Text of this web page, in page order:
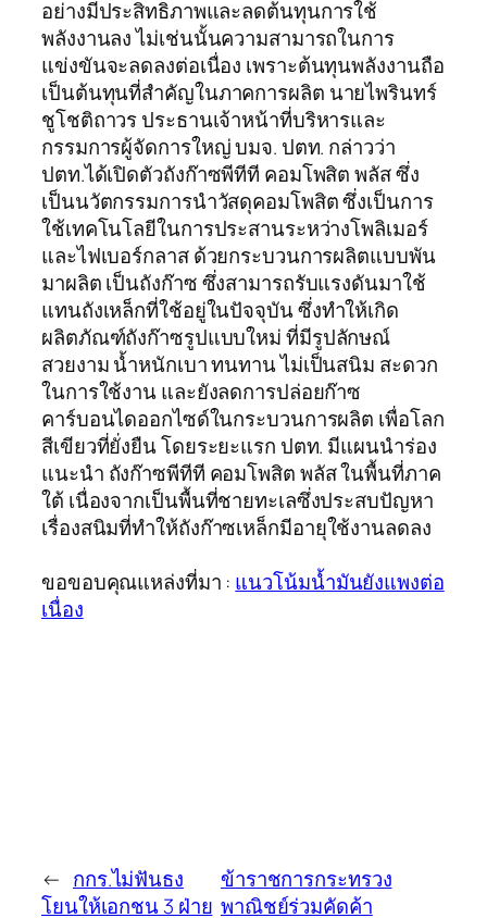
อย่างมีประสิทธิภาพและลดต้นทุนการใช้
พลังงานลง ไม่เช่นนั้นความสามารถในการ
แข่งขันจะลดลงต่อเนื่อง เพราะต้นทุนพลังงานถือ
เป็นต้นทุนที่สำคัญในภาคการผลิต นายไพรินทร์
ชูโชติถาวร ประธานเจ้าหน้าที่บริหารและ
กรรมการผู้จัดการใหญ่ บมจ. ปตท. กล่าวว่า
ปตท.ได้เปิดตัวถังก๊าซพีทีที คอมโพสิต พลัส ซึ่ง
เป็นนวัตกรรมการนำวัสดุคอมโพสิต ซึ่งเป็นการ
ใช้เทคโนโลยีในการประสานระหว่างโพลิเมอร์
และไฟเบอร์กลาส ด้วยกระบวนการผลิตแบบพัน
มาผลิต เป็นถังก๊าซ ซึ่งสามารถรับแรงดันมาใช้
แทนถังเหล็กที่ใช้อยู่ในปัจจุบัน ซึ่งทำให้เกิด
ผลิตภัณฑ์ถังก๊าซรูปแบบใหม่ ที่มีรูปลักษณ์
สวยงาม น้ำหนักเบา ทนทาน ไม่เป็นสนิม สะดวก
ในการใช้งาน และยังลดการปล่อยก๊าซ
คาร์บอนไดออกไซด์ในกระบวนการผลิต เพื่อโลก
สีเขียวที่ยั่งยืน โดยระยะแรก ปตท. มีแผนนำร่อง
แนะนำ ถังก๊าซพีทีที คอมโพสิต พลัส ในพื้นที่ภาค
ใต้ เนื่องจากเป็นพื้นที่ชายทะเลซึ่งประสบปัญหา
เรื่องสนิมที่ทำให้ถังก๊าซเหล็กมีอายุใช้งานลดลง
ขอขอบคุณแหล่งที่มา : แนวโน้มน้ำมันยังแพงต่อ
เนื่อง
← กกร.ไม่ฟันธง
โยนให้เอกชน 3 ฝ่าย
ข้าราชการกระทรวง
พาณิชย์ร่วมคัดค้า